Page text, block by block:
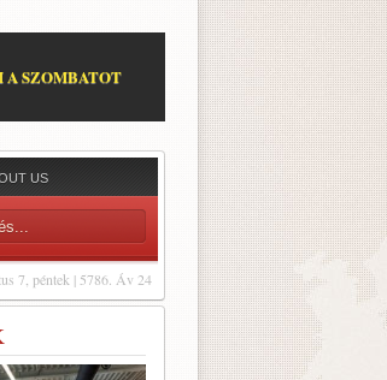
A SZOMBATOT
US
7, péntek | 5786. Áv 24